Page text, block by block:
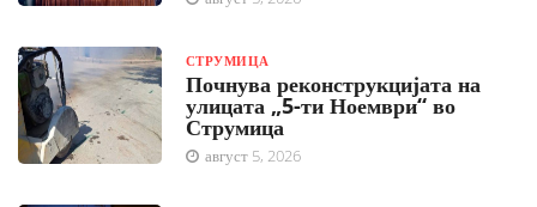
СТРУМИЦА
Почнува реконструкцијата на
улицата „5-ти Ноември“ во
Струмица
август 5, 2026